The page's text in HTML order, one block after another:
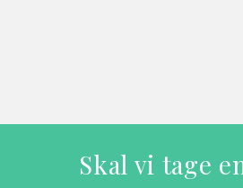
Skal vi tage